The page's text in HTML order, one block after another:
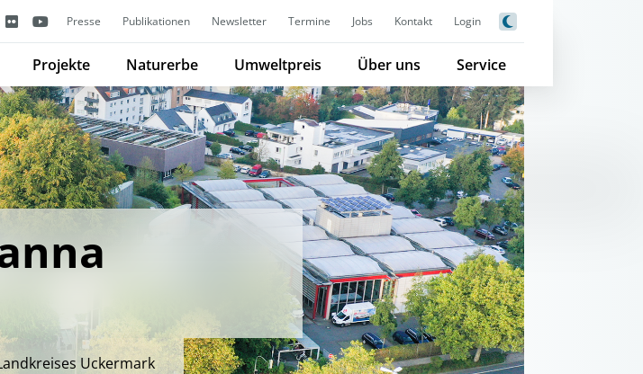
Presse Publikationen Newsletter Termine Jobs Kontakt Login
Projekte Naturerbe Umweltpreis Über uns Service
Uckermark